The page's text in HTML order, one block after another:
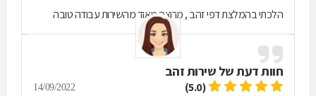
הלכתי בהמלצת דפי זהב , מרוצה מאוד מהשירות עבודה טובה
חוות דעת של שירות זהב
(5.0)
14/09/2022